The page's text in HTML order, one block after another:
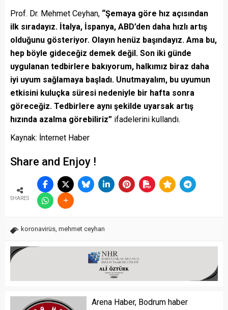
Prof. Dr. Mehmet Ceyhan, “Şemaya göre hız açısından
ilk sıradayız. İtalya, İspanya, ABD’den daha hızlı artış
olduğunu gösteriyor. Olayın henüz başındayız. Ama bu,
hep böyle gideceğiz demek değil. Son iki günde
uygulanan tedbirlere bakıyorum, halkımız biraz daha
iyi uyum sağlamaya başladı. Unutmayalım, bu uyumun
etkisini kuluçka süresi nedeniyle bir hafta sonra
göreceğiz. Tedbirlere aynı şekilde uyarsak artış
hızında azalma görebiliriz” ifadelerini kullandı.
Kaynak: İnternet Haber
Share and Enjoy !
SHARES
koronavirüs, mehmet ceyhan
Arena Haber, Bodrum haber